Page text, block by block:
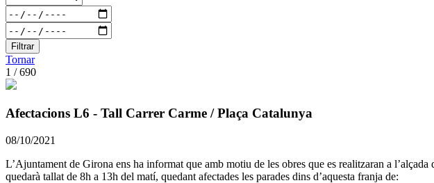
Filtrar
Tornar
1 / 690
Afectacions L6 - Tall Carrer Carme / Plaça Catalunya
08/10/2021
L’Ajuntament de Girona ens ha informat que amb motiu de les obres que es realitzaran a
quedarà tallat de 8h a 13h del matí, quedant afectades les parades dins d’aquesta franja de: